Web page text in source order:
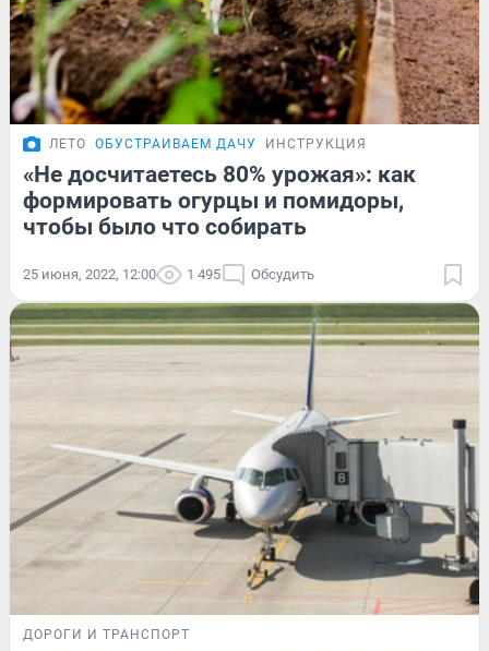
ЛЕТО ОБУСТРАИВАЕМ ДАЧУ ИНСТРУКЦИЯ
«Не досчитаетесь 80% урожая»: как
формировать огурцы и помидоры,
чтобы было что собирать
25 июня, 2022, 12:00 1 495 Обсудить
ДОРОГИ И ТРАНСПОРТ